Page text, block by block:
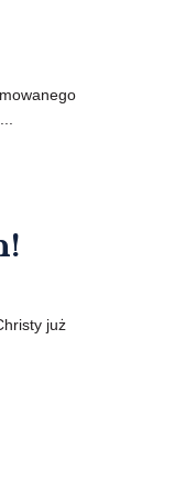
już